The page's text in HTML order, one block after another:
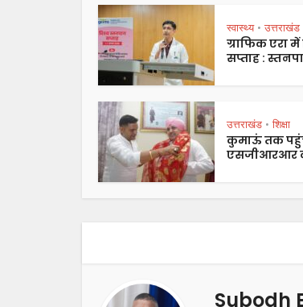
स्वास्थ्य • उत्तराखंड
ग्राफिक एरा
सप्ताह :
उत्तराखंड • शिक्षा
कुमाऊं तक
एसजीआरआर
Subodh